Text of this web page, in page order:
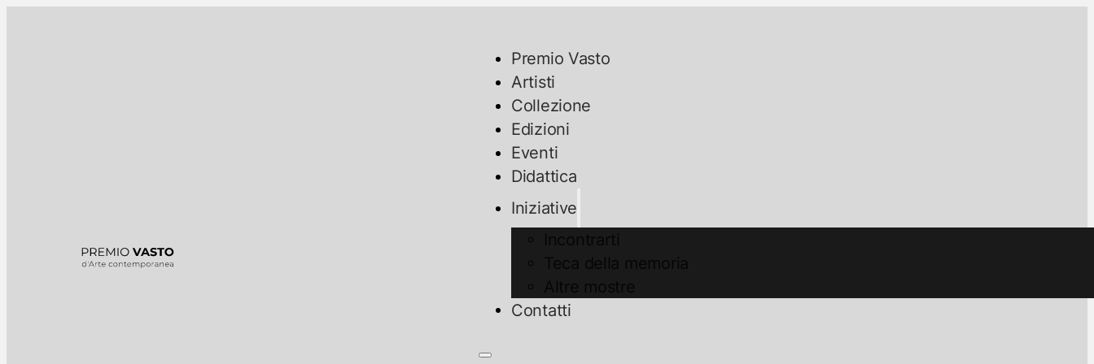
Premio Vasto
Artisti
Collezione
Edizioni
Eventi
Didattica
Iniziative
Contatti